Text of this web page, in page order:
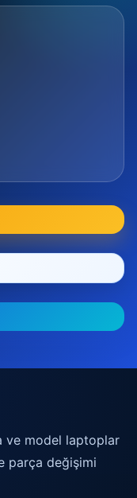
ve model laptoplar
parça değişimi